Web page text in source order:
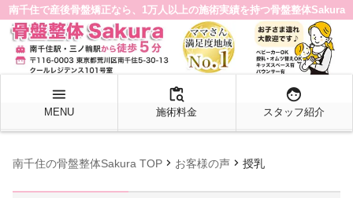
南千住で産後骨盤矯正なら、1万人以上の施術実績を持つ骨盤整体Sakura
menu
MENU
content_paste_search
施術料金
face
スタッフ紹介
南千住の骨盤整体Sakura TOP chevron_right お客様の声 chevron_right 授乳